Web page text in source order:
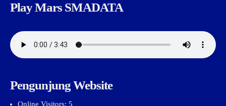
Play Mars SMADATA
Pengunjung Website
Online Visitors: 5